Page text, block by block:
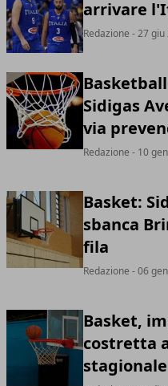
arrivare
Redazione - 27 giu
Sidigas
via
Redazione - 10
Basket:
sbanca
fila
Redazione - 06
Basket,
costretta
stagionale